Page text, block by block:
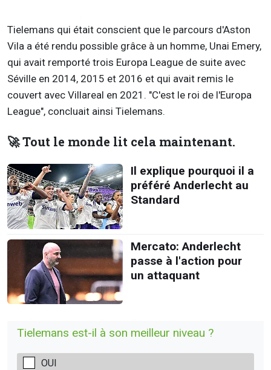
Tielemans qui était conscient que le parcours d'Aston
Vila a été rendu possible grâce à un homme, Unai Emery,
qui avait remporté trois Europa League de suite avec
Séville en 2014, 2015 et 2016 et qui avait remis le
couvert avec Villareal en 2021. "C'est le roi de l'Europa
League", concluait ainsi Tielemans.
🚀 Tout le monde lit cela maintenant.
Il explique pourquoi il a
préféré Anderlecht au
Standard
Mercato: Anderlecht
passe à l'action pour
un attaquant
Tielemans est-il à son meilleur niveau ?
OUI